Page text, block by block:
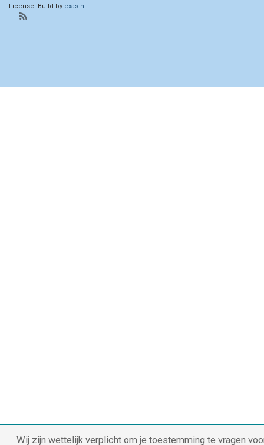
License. Build by exas.nl.
Wij zijn wettelijk verplicht om je toestemming te vragen